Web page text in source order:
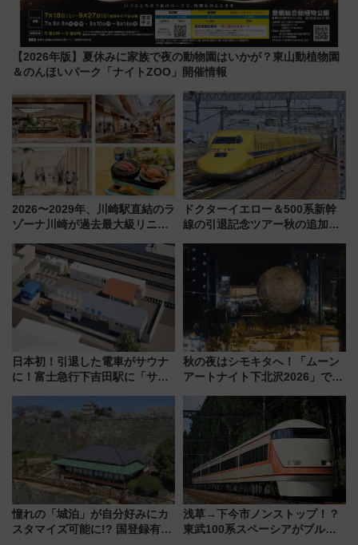
【2026年版】夏休みに家族で夜の動物園はいかが？東山動植物園
＆のんほいパーク「ナイトZOO」開催情報
2026〜2029年、川崎駅直結のラ
ゾーナ川崎が過去最大級リニュ
「いつから何が変わるか」徹底
解説！
ドクターイエロー＆500系新幹
線の引退記念ツアー秋の追加企
ホテル情報まとめ
日本初！引退した電車がサウナ
に！富士急行下吉田駅に「サ電
業 行き交う電車の音や振動を
感じながら「ととのう」新感覚
秋の夜はシモキタへ！「ムーン
アートナイト下北沢2026」でイ
を満喫しよう
憧れの「城泊」が自分好みにカ
スタマイズ可能に!? 国登録有形
浅草→下今市ノンストップ！？
東武100系スペーシアがブルー